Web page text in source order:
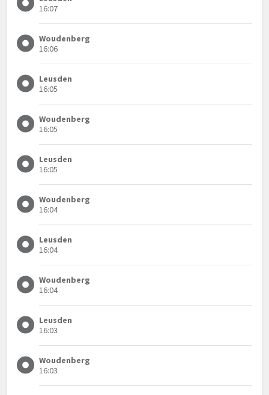
16:07
Woudenberg
16:06
Leusden
16:05
Woudenberg
16:05
Leusden
16:05
Woudenberg
16:04
Leusden
16:04
Woudenberg
16:04
Leusden
16:03
Woudenberg
16:03